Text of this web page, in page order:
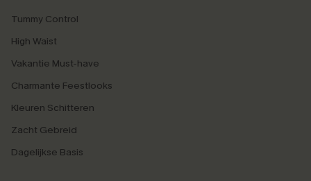
Tummy Control
High Waist
Vakantie Must-have
Charmante Feestlooks
Kleuren Schitteren
Zacht Gebreid
Dagelijkse Basis